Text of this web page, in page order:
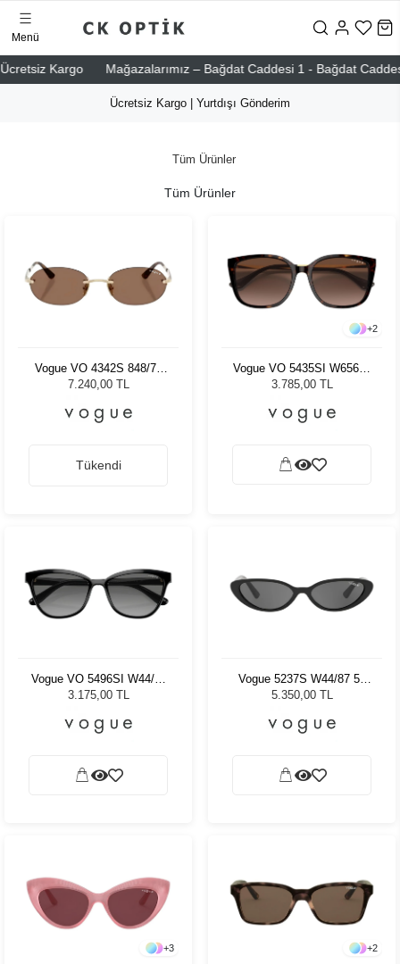
Kargo Mağazalarımız – Bağdat Caddesi 1 - Bağdat Caddesi 2
Menü
Ücretsiz Kargo | Yurtdışı Gönderim
Tüm Ürünler
Tüm Ürünler
Vogue VO 4342S 848/73
55 - 55 Kadın Güneş
7.240,00 TL
Tükendi
+2
Vogue VO 5435SI W65613
55 Kadın Güneş Gözlüğü
3.785,00 TL
Vogue VO 5496SI W44/11
54 Kadın Güneş Gözlüğü
3.175,00 TL
Vogue 5237S W44/87 52
Kadın Güneş Gözlüğü
5.350,00 TL
+3 +2